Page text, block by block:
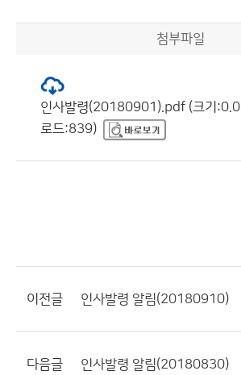
첨부파일
인사발령(20180901).pdf (크기
로드:839)
이전글 인사발령 알림(20180910)
다음글 인사발령 알림(20180830)